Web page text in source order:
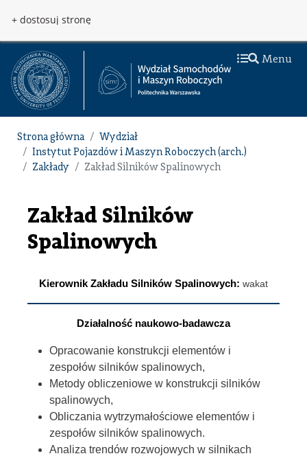
+ dostosuj stronę
Menu
Strona główna
Wydział
Instytut Pojazdów i Maszyn Roboczych (arch.)
Zakłady
Zakład Silników Spalinowych
Zakład Silników
Spalinowych
Kierownik Zakładu Silników Spalinowych: wakat
Działalność naukowo-badawcza
Opracowanie konstrukcji elementów i
zespołów silników spalinowych,
Metody obliczeniowe w konstrukcji silników
spalinowych,
Obliczania wytrzymałościowe elementów i
zespołów silników spalinowych.
Analiza trendów rozwojowych w silnikach